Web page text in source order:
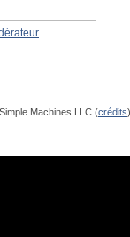
Machines LLC (crédits)